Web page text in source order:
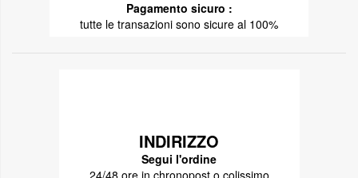
Pagamento sicuro :
tutte le transazioni sono sicure al 100%
INDIRIZZO
Segui l'ordine
24/48 ore in chronopost o colissimo